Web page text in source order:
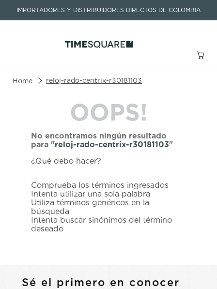
IMPORTADORES Y DISTRIBUIDORES DIRECTOS DE COLOMBIA
Buscar un producto o artículo
reloj-rado-centrix-r30181103
OOPS!
No encontramos ningún resultado
para "reloj-rado-centrix-r30181103"
¿Qué debo hacer?
Comprueba los términos ingresados
Intenta utilizar una sola palabra
Utiliza términos genéricos en la
búsqueda
Intenta buscar sinónimos del término
deseado
Sé el primero en conocer
TÉRMINOS MÁS BUSCADOS
seastar
2.
aviation
5.
longines
6.
prc
7.
prx